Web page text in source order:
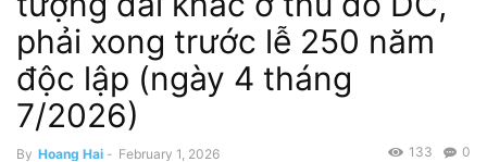
phải xong trước lễ 250 năm
độc lập (ngày 4 tháng
7/2026)
By Hoang Hai - February 1, 2026 0
133